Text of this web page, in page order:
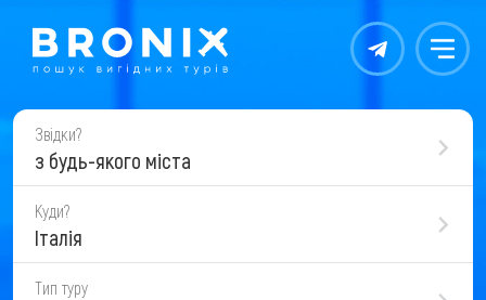
Контакты Меню
Звідки?
з будь-якого міста
Куди?
Італія
Тип туру